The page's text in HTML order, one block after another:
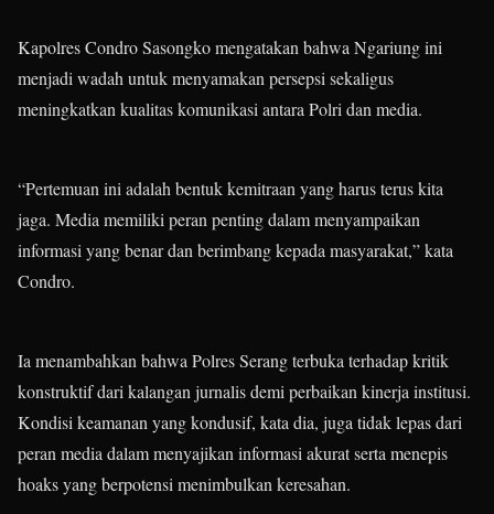
Kapolres Condro Sasongko mengatakan bahwa Ngariung ini
menjadi wadah untuk menyamakan persepsi sekaligus
meningkatkan kualitas komunikasi antara Polri dan media.
“Pertemuan ini adalah bentuk kemitraan yang harus terus kita
jaga. Media memiliki peran penting dalam menyampaikan
informasi yang benar dan berimbang kepada masyarakat,” kata
Condro.
Ia menambahkan bahwa Polres Serang terbuka terhadap kritik
konstruktif dari kalangan jurnalis demi perbaikan kinerja institusi.
Kondisi keamanan yang kondusif, kata dia, juga tidak lepas dari
peran media dalam menyajikan informasi akurat serta menepis
hoaks yang berpotensi menimbulkan keresahan.